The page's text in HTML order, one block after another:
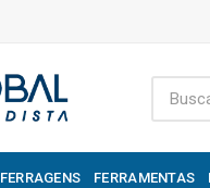
FERRAGENS FERRAMENTAS